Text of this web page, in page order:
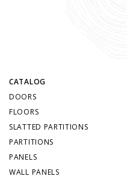
CATALOG
DOORS
FLOORS
SLATTED PARTITIONS
PARTITIONS
PANELS
WALL PANELS